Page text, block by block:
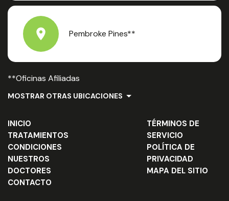
Pembroke Pines**
**Oficinas Afiliadas
MOSTRAR OTRAS UBICACIONES
INICIO
TRATAMIENTOS
CONDICIONES
NUESTROS
DOCTORES
CONTACTO
TÉRMINOS DE
SERVICIO
POLÍTICA DE
PRIVACIDAD
MAPA DEL SITIO